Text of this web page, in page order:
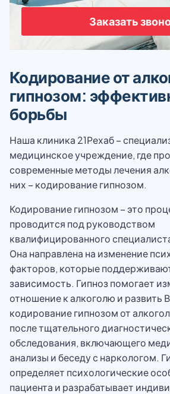
Заказать
Кодирование от
гипнозом:
борьбы
Наша клиника 21Рехаб –
медицинское учреждение, где
современные методы лечения
них – кодирование гипнозом.
Кодирование гипнозом – это
проводится под руководством
квалифицированного
Она направлена на изменение
факторов, которые
зависимость. Гипноз помогает
отношение к алкоголю и развить
кодирование гипнозом от
после тщательного
обследования, включающего
анализы и беседу с наркологом.
определяет психологические
пациента и разрабатывает